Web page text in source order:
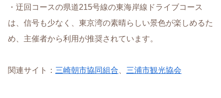
・迂回コースの県道215号線の東海岸線ドライブコース
は、信号も少なく、東京湾の素晴らしい景色が楽しめるた
め、主催者から利用が推奨されています。
関連サイト： 三崎朝市協同組合 三浦市観光協会